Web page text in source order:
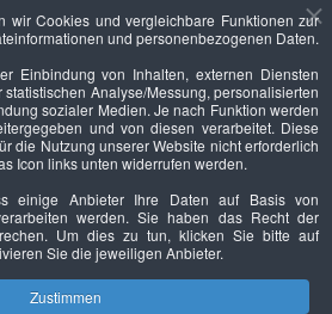
Events an diesem Datum
Events an diesem Datum
Events an diesem Datum
Events an diesem Datum
wir Cookies und vergleichbare Funktionen zur
und personenbezogenen Daten.
Einbindung von Inhalten, externen Diensten
Analyse/Messung, personalisierten
sozialer Medien. Je nach Funktion werden
und von diesen verarbeitet. Diese
die Nutzung unserer Website nicht erforderlich
Icon links unten widerrufen werden.
einige Anbieter Ihre Daten auf Basis von
werden. Sie haben das Recht der
Um dies zu tun, klicken Sie bitte auf
Sie die jeweiligen Anbieter.
Zustimmen